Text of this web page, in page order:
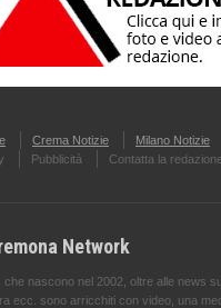
Crema Notizie Milano Notizie
Pubblicità Contatta la redazione
Network
che nascono nel 2002, oltre alle news
ecc. sono arricchiti con video, una